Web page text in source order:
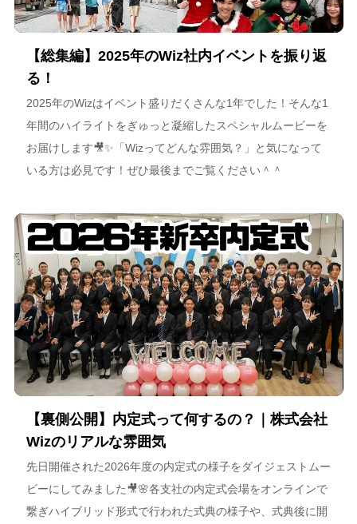
【総集編】2025年のWiz社内イベントを振り返
る！
2025年のWizはイベント盛りだくさんな1年でした！そんな1
年間のハイライトをぎゅっと凝縮したスペシャルムービーを
お届けします🎥✨「Wizってどんな雰囲気？」と気になって
いる方は必見です！ぜひ最後までご覧ください＾＾
【裏側公開】内定式って何するの？｜株式会社
Wizのリアルな雰囲気
先日開催された2026年度の内定式の様子をダイジェストムー
ビーにしてみました🎥🌸各支社の内定式会場をオンラインで
繋ぎハイブリッド形式で行われた式典の様子や、式典後に開